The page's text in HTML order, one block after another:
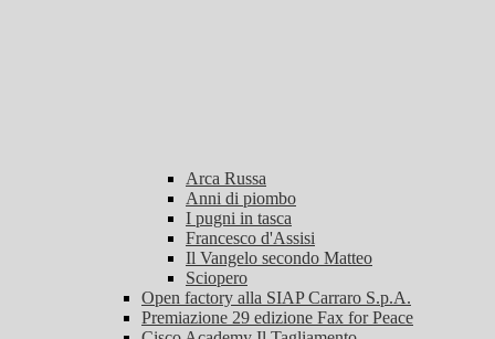
Arca Russa
Anni di piombo
I pugni in tasca
Francesco d'Assisi
Il Vangelo secondo Matteo
Sciopero
Open factory alla SIAP Carraro S.p.A.
Premiazione 29 edizione Fax for Peace